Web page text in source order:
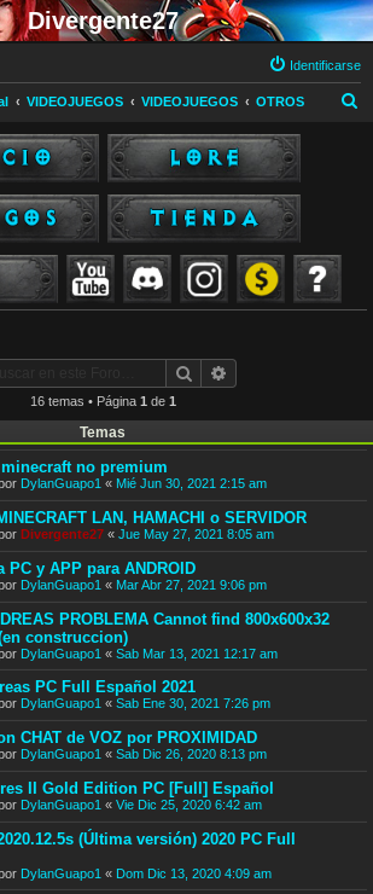
Divergente27
Identificarse
VIDEOJUEGOS VIDEOJUEGOS OTROS
Buscar
16 temas • Página 1 de 1
Temas
no premium
DylanGuapo1 « Mié Jun 30, 2021 2:15 am
LAN, HAMACHI o SERVIDOR
Divergente27 « Jue May 27, 2021 8:05 am
PC y APP para ANDROID
DylanGuapo1 « Mar Abr 27, 2021 9:06 pm
PROBLEMA Cannot find 800x600x32
construccion)
DylanGuapo1 « Sab Mar 13, 2021 12:17 am
PC Full Español 2021
DylanGuapo1 « Sab Ene 30, 2021 7:26 pm
CHAT de VOZ por PROXIMIDAD
DylanGuapo1 « Sab Dic 26, 2020 8:13 pm
II Gold Edition PC [Full] Español
DylanGuapo1 « Vie Dic 25, 2020 6:42 am
(Última versión) 2020 PC Full
DylanGuapo1 « Dom Dic 13, 2020 4:09 am